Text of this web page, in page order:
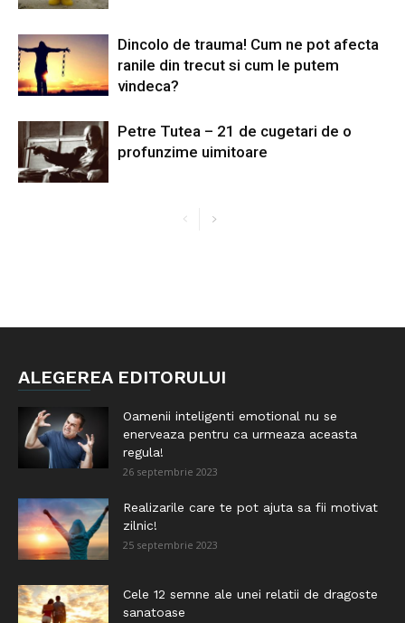
Dincolo de trauma! Cum ne pot afecta
ranile din trecut si cum le putem
vindeca?
Petre Tutea – 21 de cugetari de o
profunzime uimitoare
ALEGEREA EDITORULUI
Oamenii inteligenti emotional nu se
enerveaza pentru ca urmeaza aceasta
regula!
26 septembrie 2023
Realizarile care te pot ajuta sa fii motivat
zilnic!
25 septembrie 2023
Cele 12 semne ale unei relatii de dragoste
sanatoase